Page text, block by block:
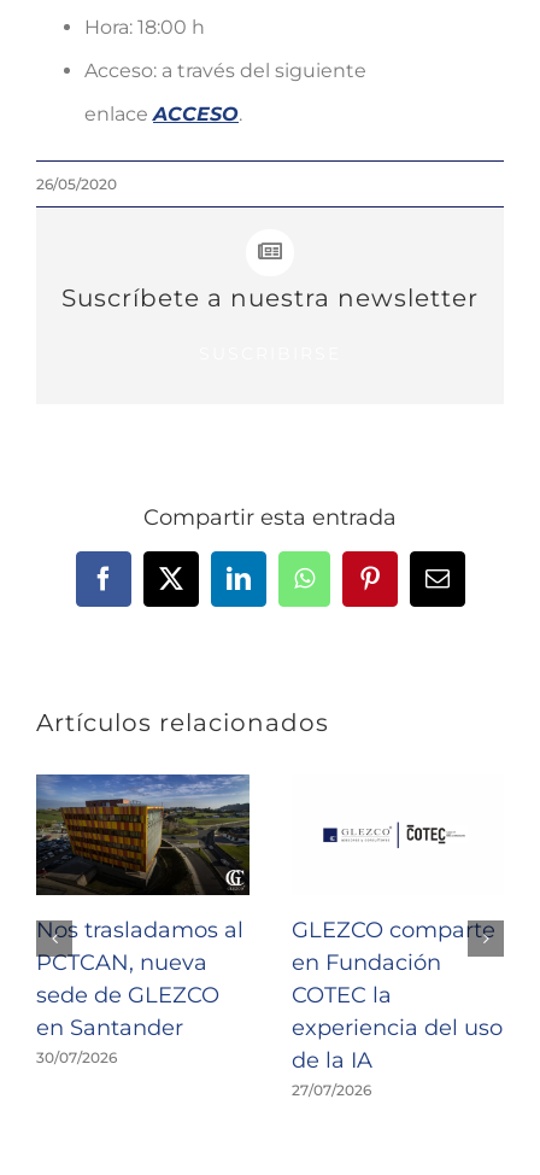
Hora: 18:00 h
Acceso: a través del siguiente
enlace ACCESO.
26/05/2020
Suscríbete a nuestra newsletter
Compartir esta entrada
Facebook
X LinkedInWhatsAppPinterestCorreo
Artículos relacionados
Nos trasladamos al
PCTCAN, nueva
sede de GLEZCO
en Santander
30/07/2026
GLEZCO comparte
en Fundación
COTEC la
experiencia del uso
de la IA
27/07/2026